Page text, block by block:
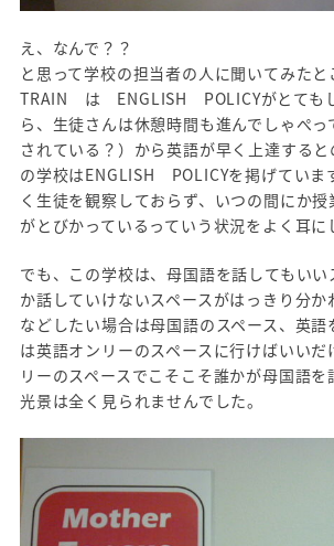
え、なんで？？
と思って学校の担当者の人に聞いてみた
TRAIN は ENGLISH POLICYがとても
ら、生徒さんは休憩時間も進んでしゃぺっ
されている？）から英語が早く上達する
の学校はENGLISH POLICYを掲げていま
く生徒を観察しておらず、いつの間にか
がとびかっているっていう状況をよく耳に
でも、この学校は、母国語を話してもいい
か話していけないスペースがはっきり分
などしたい場合は母国語のスペース、英
は英語オンリーのスペースに行けばいいだ
リーのスペースでこそこそ誰かが母国語を
光景は全く見られませんでした。